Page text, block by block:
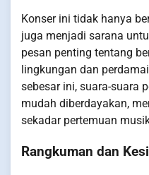
Konser ini tidak hanya
juga menjadi sarana
pesan penting tentang
lingkungan dan
sebesar ini, suara-suara
mudah diberdayakan,
sekadar pertemuan
Rangkuman dan